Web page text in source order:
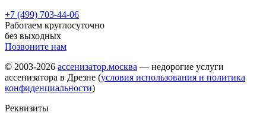
+7 (499) 703-44-06
Работаем круглосуточно
без выходных
Позвоните нам
© 2003-2026 ассенизатор.москва — недорогие услуги
ассенизатора в Дрезне (условия использования и политика
конфиденциальности)
Реквизиты